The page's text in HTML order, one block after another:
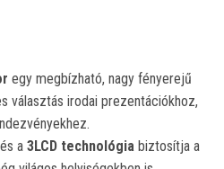
egy megbízható, nagy fényerejű
választás irodai prezentációkhoz,
a 3LCD technológia biztosítja a